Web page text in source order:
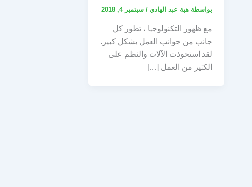
بواسطة هبة عبد الهادي / سبتمبر 4, 2018
مع ظهور التكنولوجيا ، تطور كل
جانب من جوانب العمل بشكل كبير.
لقد استحوذت الآلات والنظم على
الكثير من العمل […]